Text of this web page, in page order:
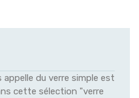
du verre simple est
cette sélection "verre